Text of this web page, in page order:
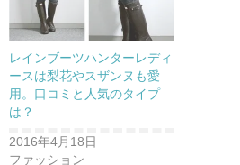
)
レインブーツハンターレディ
ースは梨花やスザンヌも愛
用。口コミと人気のタイプ
は？
2016年4月18日
ファッション